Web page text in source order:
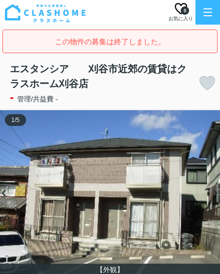
お気に入り
0
この物件の募集は終了しました。
エスタンシア 刈谷市近郊の賃貸はク
ラスホーム刈谷店
- 管理/共益費 -
【外観】
1/5